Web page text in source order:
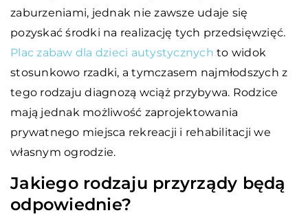
zaburzeniami, jednak nie zawsze udaje się
pozyskać środki na realizację tych przedsięwzięć.
Plac zabaw dla dzieci autystycznych to widok
stosunkowo rzadki, a tymczasem najmłodszych z
tego rodzaju diagnozą wciąż przybywa. Rodzice
mają jednak możliwość zaprojektowania
prywatnego miejsca rekreacji i rehabilitacji we
własnym ogrodzie.
Jakiego rodzaju przyrządy będą
odpowiednie?